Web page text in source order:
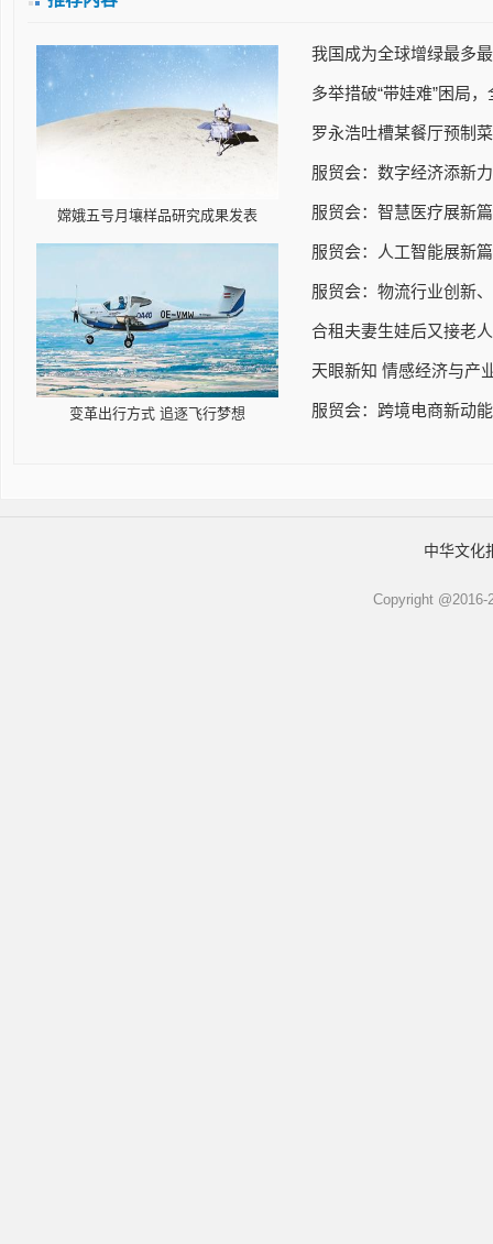
嫦娥五号月壤样品研究成果发表
变革出行方式 追逐飞行梦想
我国成为全球增绿最多
多举措破“带娃难”困局
罗永浩吐槽某餐厅预制
服贸会：数字经济添新
服贸会：智慧医疗展新
服贸会：人工智能展新
服贸会：物流行业创新
合租夫妻生娃后又接老
天眼新知 情感经济与产
服贸会：跨境电商新动
中华文化
Copyright